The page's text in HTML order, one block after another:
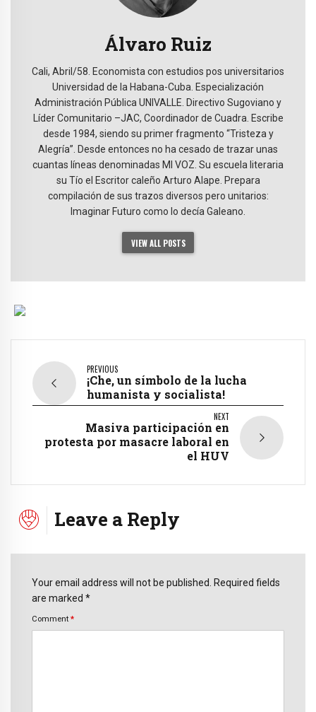
Álvaro Ruiz
Cali, Abril/58. Economista con estudios pos universitarios
Universidad de la Habana-Cuba. Especialización
Administración Pública UNIVALLE. Directivo Sugoviano y
Líder Comunitario –JAC, Coordinador de Cuadra. Escribe
desde 1984, siendo su primer fragmento “Tristeza y
Alegría”. Desde entonces no ha cesado de trazar unas
cuantas líneas denominadas MI VOZ. Su escuela literaria
su Tío el Escritor caleño Arturo Alape. Prepara
compilación de sus trazos diversos pero unitarios:
Imaginar Futuro como lo decía Galeano.
VIEW ALL POSTS
PREVIOUS
¡Che, un símbolo de la lucha
humanista y socialista!
NEXT
Masiva participación en
protesta por masacre laboral en
el HUV
Leave a Reply
Your email address will not be published. Required fields
are marked *
Comment *